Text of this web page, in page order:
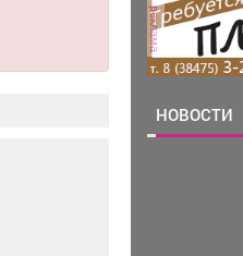
реклама
НОВОСТИ